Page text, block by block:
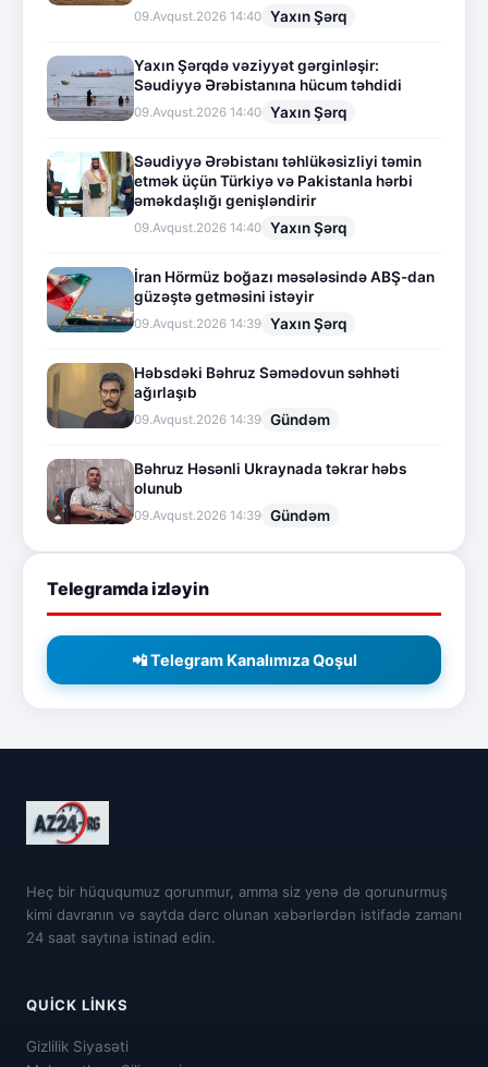
09.Avqust.2026 14:40 Yaxın Şərq
Yaxın Şərqdə vəziyyət gərginləşir:
Səudiyyə Ərəbistanına hücum təhdidi
09.Avqust.2026 14:40 Yaxın Şərq
Səudiyyə Ərəbistanı təhlükəsizliyi təmin
etmək üçün Türkiyə və Pakistanla hərbi
əməkdaşlığı genişləndirir
09.Avqust.2026 14:40 Yaxın Şərq
İran Hörmüz boğazı məsələsində ABŞ-dan
güzəştə getməsini istəyir
09.Avqust.2026 14:39 Yaxın Şərq
Həbsdəki Bəhruz Səmədovun səhhəti
ağırlaşıb
09.Avqust.2026 14:39 Gündəm
Bəhruz Həsənli Ukraynada təkrar həbs
olunub
09.Avqust.2026 14:39 Gündəm
Telegramda izləyin
📲 Telegram Kanalımıza Qoşul
Heç bir hüququmuz qorunmur, amma siz yenə də qorunurmuş
kimi davranın və saytda dərc olunan xəbərlərdən istifadə zamanı
24 saat saytına istinad edin.
QUICK LINKS
Gizlilik Siyasəti